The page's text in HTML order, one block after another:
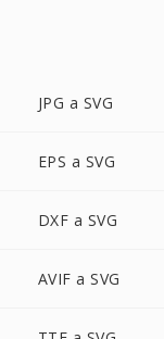
JPG a SVG
EPS a SVG
DXF a SVG
AVIF a SVG